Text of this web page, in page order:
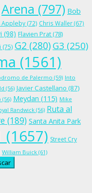
Arena (797) Bob
Appleby (72) Chris Waller(67)
(98) Flavien Prat (78)
(75) G2 (280)G3 (250)
(1561)
de Palermo (59) Into
(56) Javier Castellano (87)
(56) Meydan (115) Mike
Randwick (56) Ruta al
(189) Santa Anita Park
(1657) Street Cry
William Buick (61)